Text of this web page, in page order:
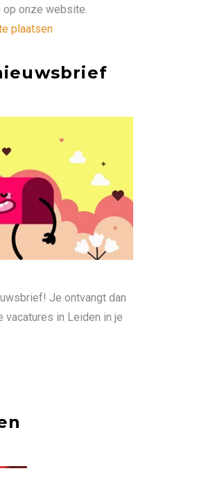
op onze website.
plaatsen
Je ontvangt dan
vacatures in Leiden in je